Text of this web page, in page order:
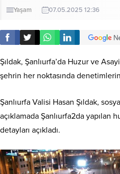
Yaşam 07.05.2025 12:36
Şıldak, Şanlıurfa’da Huzur ve
şehrin her noktasında
Şanlıurfa Valisi Hasan Şıldak,
açıklamada Şanlıurfa2da
detayları açıkladı.